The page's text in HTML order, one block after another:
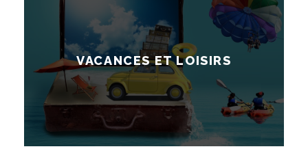
VACANCES ET LOISIRS